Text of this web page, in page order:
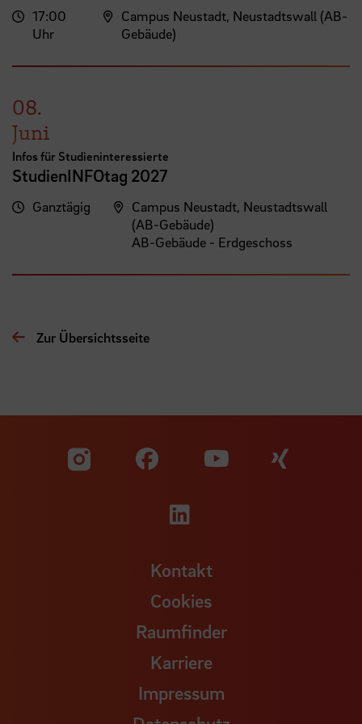
17:00
Uhr
Campus Neustadt, Neustadtswall (AB-
Gebäude)
08.
Juni
Infos für Studieninteressierte
StudienINFOtag 2027
Ganztägig
Campus Neustadt, Neustadtswall
(AB-Gebäude)
AB-Gebäude - Erdgeschoss
Zur Übersichtsseite
Zu unserer Facebook
Zu
Zu unserer
Kontakt
Cookies
Raumfinder
Karriere
Impressum